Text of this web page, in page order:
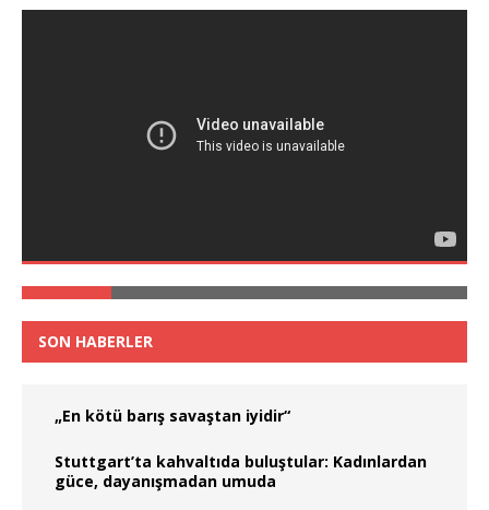
SON HABERLER
„En kötü barış savaştan iyidir“
Stuttgart’ta kahvaltıda buluştular: Kadınlardan
güce, dayanışmadan umuda